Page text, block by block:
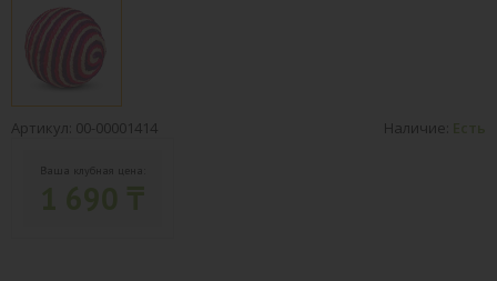
Артикул: 00-00001414 Наличие: Есть
Ваша клубная цена: